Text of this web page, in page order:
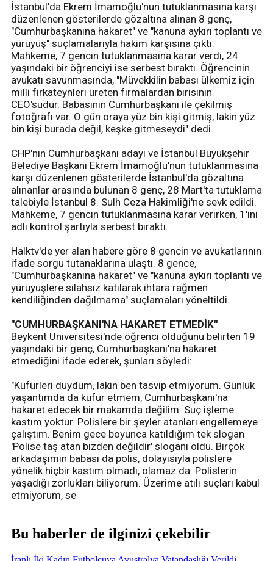
İstanbul'da Ekrem İmamoğlu'nun tutuklanmasına karşı
düzenlenen gösterilerde gözaltına alınan 8 genç,
"Cumhurbaşkanına hakaret" ve "kanuna aykırı toplantı ve
yürüyüş" suçlamalarıyla hakim karşısına çıktı.
Mahkeme, 7 gencin tutuklanmasına karar verdi, 24
yaşındaki bir öğrenciyi ise serbest bıraktı. Öğrencinin
avukatı savunmasında, "Müvekkilin babası ülkemiz için
milli firkateynleri üreten firmalardan birisinin
CEO'sudur. Babasının Cumhurbaşkanı ile çekilmiş
fotoğrafı var. O gün oraya yüz bin kişi gitmiş, lakin yüz
bin kişi burada değil, keşke gitmeseydi" dedi.
CHP'nin Cumhurbaşkanı adayı ve İstanbul Büyükşehir
Belediye Başkanı Ekrem İmamoğlu'nun tutuklanmasına
karşı düzenlenen gösterilerde İstanbul'da gözaltına
alınanlar arasında bulunan 8 genç, 28 Mart'ta tutuklama
talebiyle İstanbul 8. Sulh Ceza Hakimliği'ne sevk edildi.
Mahkeme, 7 gencin tutuklanmasına karar verirken, 1'ini
adli kontrol şartıyla serbest bıraktı.
Halktv'de yer alan habere göre 8 gencin ve avukatlarının
ifade sorgu tutanaklarına ulaştı. 8 gence,
"Cumhurbaşkanına hakaret" ve "kanuna aykırı toplantı ve
yürüyüşlere silahsız katılarak ihtara rağmen
kendiliğinden dağılmama" suçlamaları yöneltildi.
"CUMHURBAŞKANI'NA HAKARET ETMEDİK"
Beykent Üniversitesi'nde öğrenci olduğunu belirten 19
yaşındaki bir genç, Cumhurbaşkanı'na hakaret
etmediğini ifade ederek, şunları söyledi:
"Küfürleri duydum, lakin ben tasvip etmiyorum. Günlük
yaşantımda da küfür etmem, Cumhurbaşkanı'na
hakaret edecek bir makamda değilim. Suç işleme
kastım yoktur. Polislere bir şeyler atanları engellemeye
çalıştım. Benim gece boyunca katıldığım tek slogan
'Polise taş atan bizden değildir' sloganı oldu. Birçok
arkadaşımın babası da polis, dolayısıyla polislere
yönelik hiçbir kastım olmadı, olamaz da. Polislerin
yaşadığı zorlukları biliyorum. Üzerime atılı suçları kabul
etmiyorum, se
Bu haberler de ilginizi çekebilir